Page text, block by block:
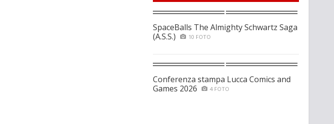
SpaceBalls The Almighty Schwartz Saga
(A.S.S.)
10 FOTO
Conferenza stampa Lucca Comics and
Games 2026
4 FOTO